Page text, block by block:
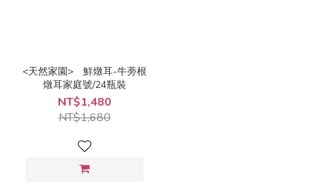
<天然家園> 鮮燉耳-牛蒡根
燉耳家庭號/24瓶裝
NT$1,480
NT$1,680